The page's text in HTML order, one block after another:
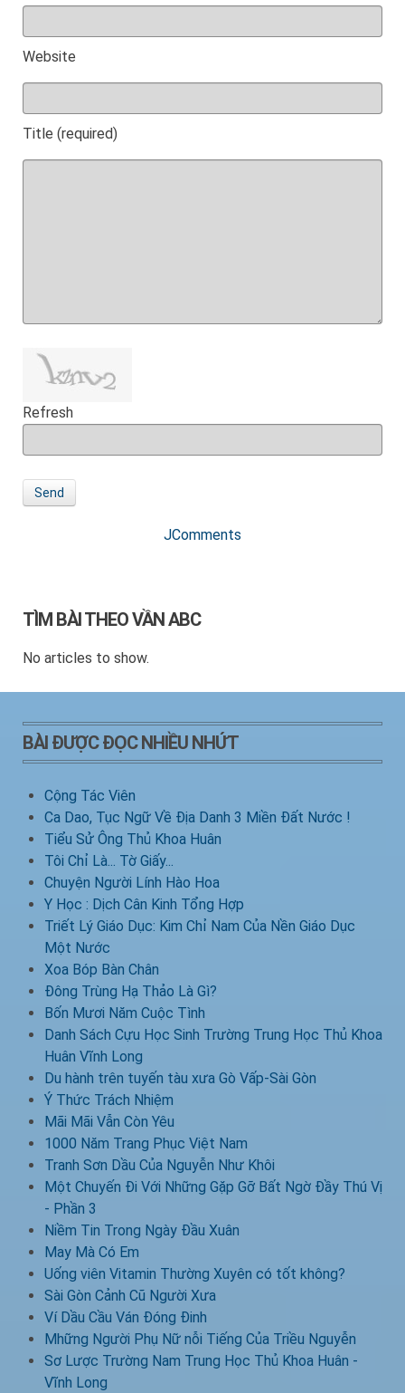
Website
Title (required)
Refresh
Send
JComments
TÌM BÀI THEO VẦN ABC
No articles to show.
BÀI ĐƯỢC ĐỌC NHIỀU NHỨT
Cộng Tác Viên
Ca Dao, Tục Ngữ Về Địa Danh 3 Miền Đất Nước !
Tiểu Sử Ông Thủ Khoa Huân
Tôi Chỉ Là... Tờ Giấy...
Chuyện Người Lính Hào Hoa
Y Học : Dịch Cân Kinh Tổng Hợp
Triết Lý Giáo Dục: Kim Chỉ Nam Của Nền Giáo Dục
Một Nước
Xoa Bóp Bàn Chân
Đông Trùng Hạ Thảo Là Gì?
Bốn Mươi Năm Cuộc Tình
Danh Sách Cựu Học Sinh Trường Trung Học Thủ Khoa
Huân Vĩnh Long
Du hành trên tuyến tàu xưa Gò Vấp-Sài Gòn
Ý Thức Trách Nhiệm
Mãi Mãi Vẫn Còn Yêu
1000 Năm Trang Phục Việt Nam
Tranh Sơn Dầu Của Nguyễn Như Khôi
Một Chuyến Đi Với Những Gặp Gỡ Bất Ngờ Đầy Thú Vị
- Phần 3
Niềm Tin Trong Ngày Đầu Xuân
May Mà Có Em
Uống viên Vitamin Thường Xuyên có tốt không?
Sài Gòn Cảnh Cũ Người Xưa
Ví Dầu Cầu Ván Đóng Đinh
Mhững Người Phụ Nữ nỗi Tiếng Của Triều Nguyễn
Sơ Lược Trường Nam Trung Học Thủ Khoa Huân -
Vĩnh Long